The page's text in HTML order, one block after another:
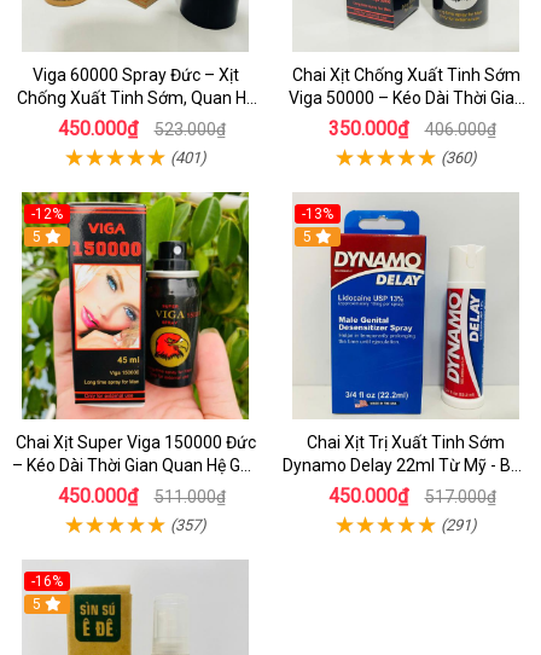
Viga 60000 Spray Đức – Xịt
Chống Xuất Tinh Sớm, Quan Hệ
Lâu Hơn, Chai 45ml
450.000₫ 523.000₫
(401)
Chai Xịt Chống Xuất Tinh Sớm
Viga 50000 – Kéo Dài Thời Gian
Quan Hệ, Dành Cho Nam Giới
350.000₫ 406.000₫
(360)
-12%
5
Chai Xịt Super Viga 150000 Đức
– Kéo Dài Thời Gian Quan Hệ Gây
Tê Nhẹ Hiệu Quả Tức Thì
450.000₫ 511.000₫
(357)
-13%
5
Chai Xịt Trị Xuất Tinh Sớm
Dynamo Delay 22ml Từ Mỹ - Bền
Bỉ Hơn, Sung Mãn Hơn
450.000₫ 517.000₫
(291)
-16%
5